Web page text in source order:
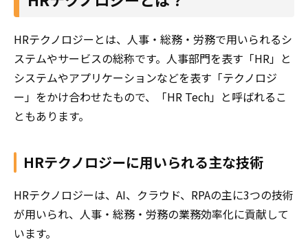
HRテクノロジーとは、人事・総務・労務で用いられるシ
ステムやサービスの総称です。人事部門を表す「HR」と
システムやアプリケーションなどを表す「テクノロジ
ー」をかけ合わせたもので、「HR Tech」と呼ばれるこ
ともあります。
HRテクノロジーに用いられる主な技術
HRテクノロジーは、AI、クラウド、RPAの主に3つの技術
が用いられ、人事・総務・労務の業務効率化に貢献して
います。